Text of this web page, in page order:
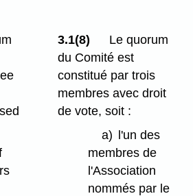
3.1(8)
Le quorum
du Comité est
constitué par trois
membres avec droit
de vote, soit :
a)
l'un des
membres de
l'Association
nommés par le